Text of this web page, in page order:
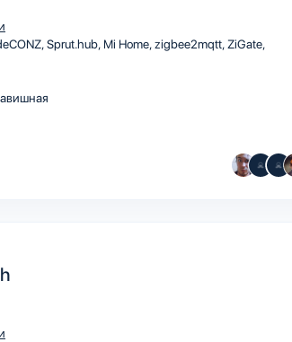
Sprut.hub Mi Homezigbee2mqtt ZiGate